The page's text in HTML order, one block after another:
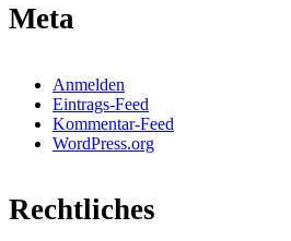
Meta
Anmelden
Eintrags-Feed
Kommentar-Feed
WordPress.org
Rechtliches